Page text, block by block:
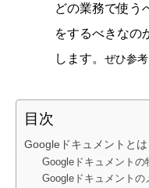
どの業務で使う
をするべきなの
します。 ぜひ参
目次
Googleドキュメントとは
Googleドキュメントの
Googleドキュメント